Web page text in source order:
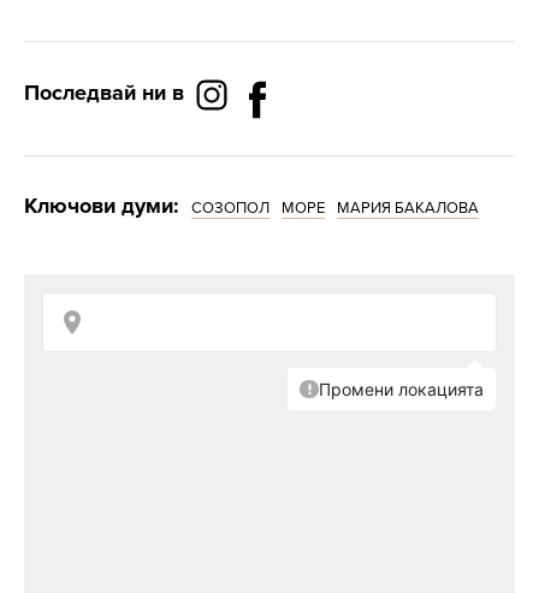
Последвай ни в
Ключови думи: СОЗОПОЛ МОРЕ МАРИЯ БАКАЛОВА